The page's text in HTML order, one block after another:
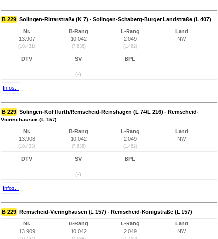
B 229 Solingen-Ritterstraße (K 7) - Solingen-Schaberg-Burger Landstraße (L 407)
Nr.
13.907
(10.431)
B-Rang
10.042
(7.638)
L-Rang
2.049
(1.462)
Land
NW
DTV
-
SV
-
(-)
BPL
Infos...
B 229 Solingen-Kohlfurth/Remscheid-Reinshagen (L 74/L 216) - Remscheid-
Vieringhausen (L 157)
Nr.
13.908
(10.433)
B-Rang
10.042
(7.638)
L-Rang
2.049
(1.462)
Land
NW
DTV
-
SV
-
(-)
BPL
Infos...
B 229 Remscheid-Vieringhausen (L 157) - Remscheid-Königstraße (L 157)
Nr.
13.909
B-Rang
10.042
L-Rang
2.049
Land
NW